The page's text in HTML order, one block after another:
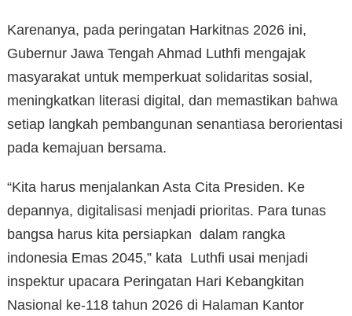
Karenanya, pada peringatan Harkitnas 2026 ini,
Gubernur Jawa Tengah Ahmad Luthfi mengajak
masyarakat untuk memperkuat solidaritas sosial,
meningkatkan literasi digital, dan memastikan bahwa
setiap langkah pembangunan senantiasa berorientasi
pada kemajuan bersama.
“Kita harus menjalankan Asta Cita Presiden. Ke
depannya, digitalisasi menjadi prioritas. Para tunas
bangsa harus kita persiapkan dalam rangka
indonesia Emas 2045,” kata Luthfi usai menjadi
inspektur upacara Peringatan Hari Kebangkitan
Nasional ke-118 tahun 2026 di Halaman Kantor